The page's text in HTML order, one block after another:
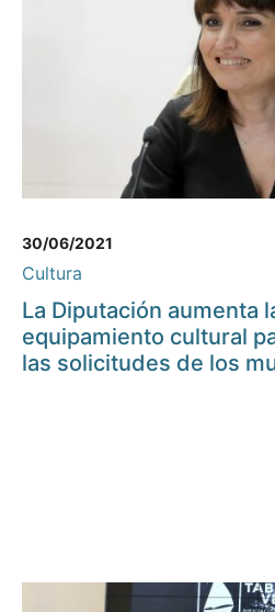
30/06/2021
Cultura
La Diputación aumenta
equipamiento cultural
las solicitudes de los